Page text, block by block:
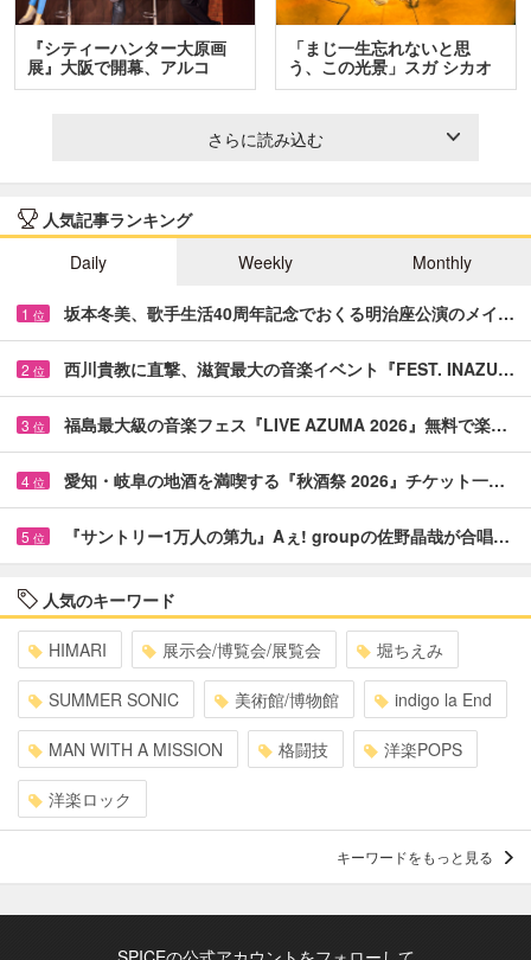
『シティーハンター大原画
展』大阪で開幕、アルコ
＆…
「まじ一生忘れないと思
う、この光景」スガ シカオ
と…
さらに読み込む
人気記事ランキング
Daily
Weekly Monthly
1 位 坂本冬美、歌手生活40周年記念でおくる明治座公演のメイ…
2 位 西川貴教に直撃、滋賀最大の音楽イベント『FEST. INAZU…
3 位 福島最大級の音楽フェス『LIVE AZUMA 2026』無料で楽…
4 位 愛知・岐阜の地酒を満喫する『秋酒祭 2026』チケット一…
5 位 『サントリー1万人の第九』Aぇ! groupの佐野晶哉が合唱…
人気のキーワード
HIMARI 展示会/博覧会/展覧会 堀ちえみ
SUMMER SONIC 美術館/博物館 indigo la End
MAN WITH A MISSION 格闘技 洋楽POPS
洋楽ロック
キーワードをもっと見る